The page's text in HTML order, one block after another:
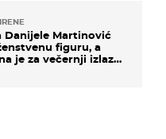
Danijele Martinović
figuru, a
je za večernji izlazak